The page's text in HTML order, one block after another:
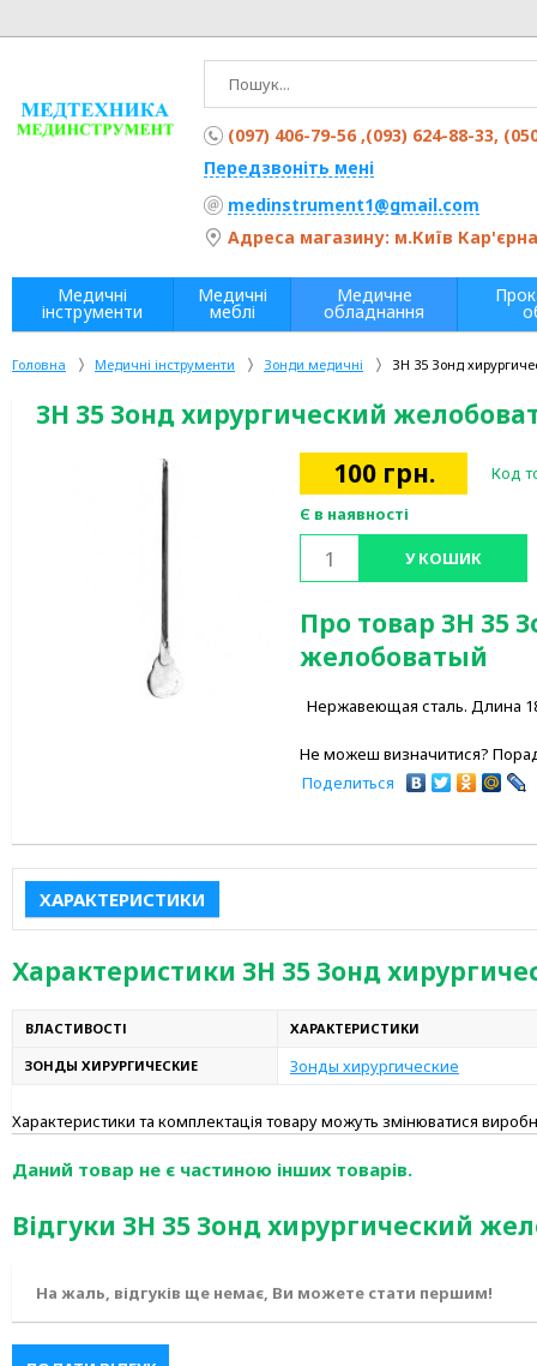
Головна Медичні інструменти Зонди медичні ЗН 35 Зонд
ЗН 35 Зонд хирургический
100 грн.
Код
Є в наявності
У КОШИК
Про товар ЗН 35
желобоватый
Нержавеющая сталь. Длина
Не можеш визначитися?
Поделиться
ХАРАКТЕРИСТИКИ
Характеристики ЗН 35 Зонд
ВЛАСТИВОСТІ ХАРАКТЕРИСТИКИ
ЗОНДЫ ХИРУРГИЧЕСКИЕ Зонды хирургические
Характеристики та комплектація товару можуть змінюватися
Даний товар не є частиною інших товарів.
Відгуки ЗН 35 Зонд хирургический
На жаль, відгуків ще немає, Ви можете стати першим!
(097) 406-79-56 ,(093) 624-88-33,
Передзвоніть мені
medinstrument1@gmail.com
Адреса магазину: м.Київ
Медичні
інструменти
Медичні
меблі
Медичне
обладнання